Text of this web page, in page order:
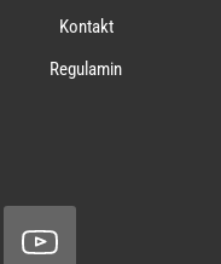
Kontakt
Regulamin